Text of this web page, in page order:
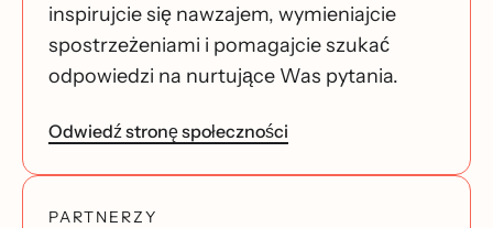
inspirujcie się nawzajem, wymieniajcie
spostrzeżeniami i pomagajcie szukać
odpowiedzi na nurtujące Was pytania.
Odwiedź stronę społeczności
PARTNERZY